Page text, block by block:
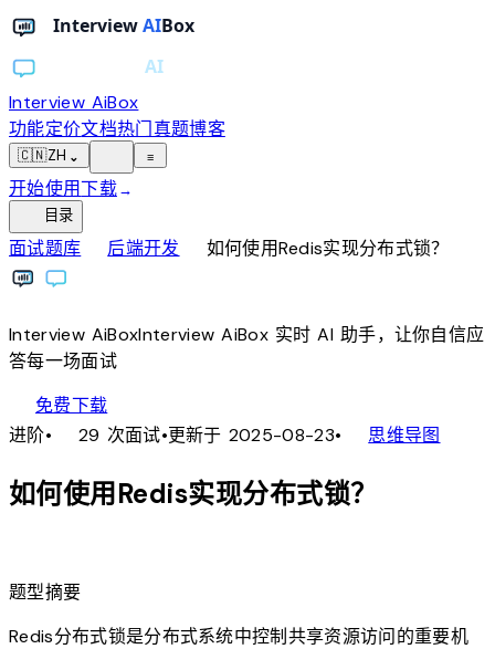
Interview AiBox
功能定价文档热门真题博客
🇨🇳ZH ⌄ ≡
开始使用下载→
目录
面试题库chevron_right后端开发chevron_right 如何使用Redis实现分布式锁？
Interview AiBoxInterviewAiBox实时 AI 助手，让你自信应
答每一场面试
免费下载
进阶• 29 次面试•更新于 2025-08-23• account_tree思维导图
如何使用Redis实现分布式锁？
题型摘要
Redis分布式锁是分布式系统中控制共享资源访问的重要机